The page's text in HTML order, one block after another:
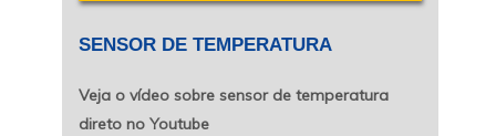
SENSOR DE TEMPERATURA
Veja o vídeo sobre sensor de temperatura
direto no Youtube